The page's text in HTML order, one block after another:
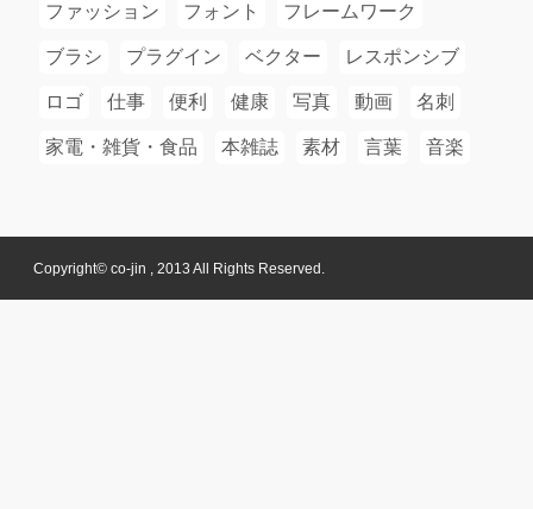
ファッション フォント フレームワーク
ブラシ プラグイン ベクター レスポンシブ
ロゴ 仕事 便利 健康 写真 動画 名刺
家電・雑貨・食品 本雑誌 素材 言葉 音楽
Copyright© co-jin , 2013 All Rights Reserved.